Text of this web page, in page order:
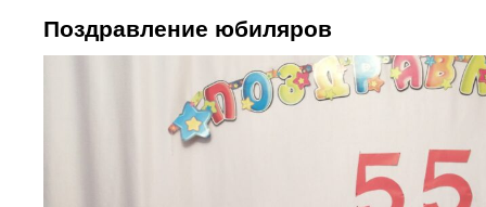
Поздравление юбиляров